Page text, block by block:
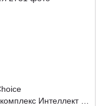
Интеллект 30